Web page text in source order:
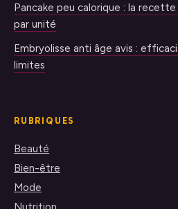
Pancake peu calorique : la
par unité
Embryolisse anti âge avis :
limites
RUBRIQUES
Beauté
Bien-être
Mode